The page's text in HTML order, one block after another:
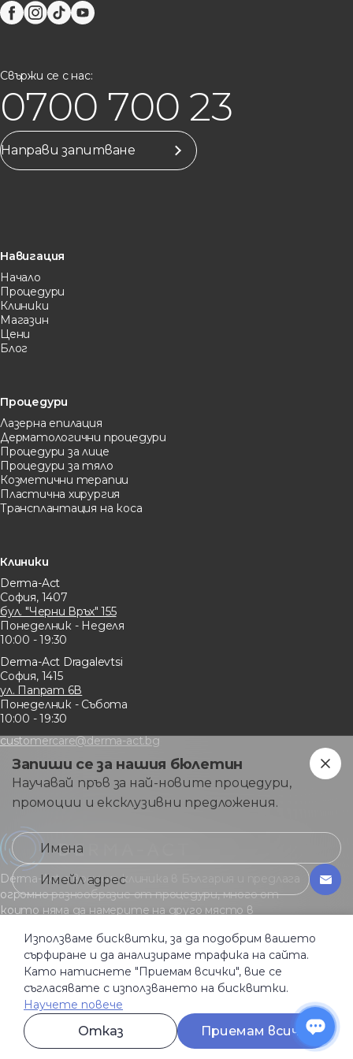
Свържи се с нас:
0700 700 23
Направи запитване
Навигация
Начало
Процедури
Клиники
Магазин
Цени
Блог
Процедури
Лазерна eпилация
Дерматологични процедури
Процедури за лице
Процедури за тяло
Козметични терапии
Пластична хирургия
Трансплантация на коса
Клиники
Derma-Act
София, 1407
бул. "Черни Връх" 155
Понеделник - Неделя
10:00 - 19:30
Derma-Act Dragalevtsi
София, 1415
ул. Папрат 6В
Понеделник - Събота
10:00 - 19:30
customercare@derma-act.bg
Derma-Act е водеща клиника в България и предлага
огромно разнообразие от процедури, много от
които няма да намерите на друго място в
© Derma-Act 2026
Общи услoвия
Политика за поверителност
Бисквитки
Активация условия
Запиши се за нашия бюлетин
Научавай пръв за най-новите процедури,
промоции и ексклузивни предложения.
Използваме бисквитки, за да подобрим вашето
сърфиране и да анализираме трафика на сайта.
Като натиснете "Приемам всички", вие се
съгласявате с използването на бисквитки.
Научете повече
Отказ Приемам всички